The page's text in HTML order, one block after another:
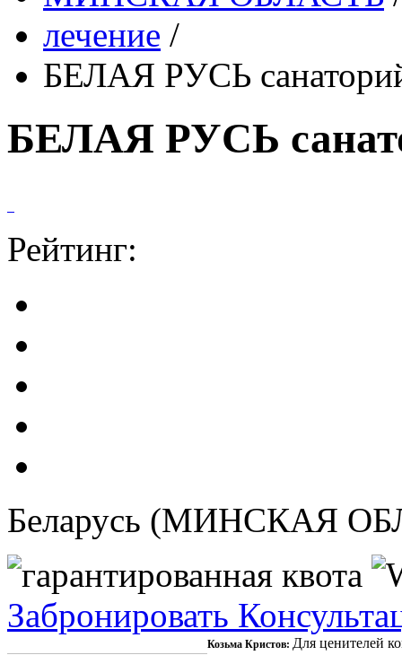
лечение /
БЕЛАЯ РУСЬ
БЕЛАЯ РУСЬ
Рейтинг:
Беларусь (МИНСКАЯ
Забронировать
Козьма Кристов: Для ценителей